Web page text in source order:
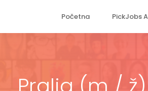
Početna PickJobs